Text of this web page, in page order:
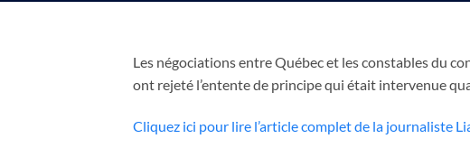
Les négociations entre Québec et les constables du
ont rejeté l’entente de principe qui était intervenue
Cliquez ici pour lire l’article complet de la journaliste